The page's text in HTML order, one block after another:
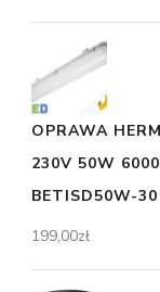
OPRAWA
230V 50W
BETISD50W-
199,00zł